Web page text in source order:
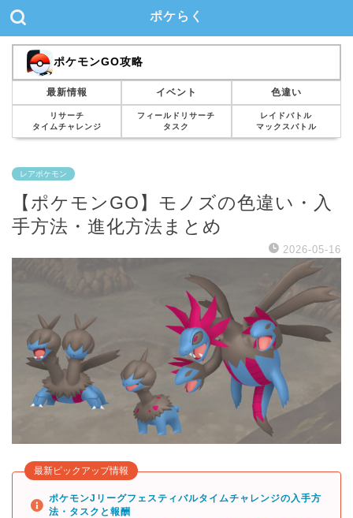
ポケらく
ポケモンGO攻略
最新情報 イベント 色違い
リサーチ
タイムチャレンジ
フィールドリサーチ
タスク
レイドバトル
マックスバトル
レアポケモン
【ポケモンGO】モノズの色違い・入
手方法・進化方法まとめ
2026-05-16
最新ピックアップ情報
ポケモンJリーグフェスティバルタイムチャレンジの入手方
法・タスクと報酬